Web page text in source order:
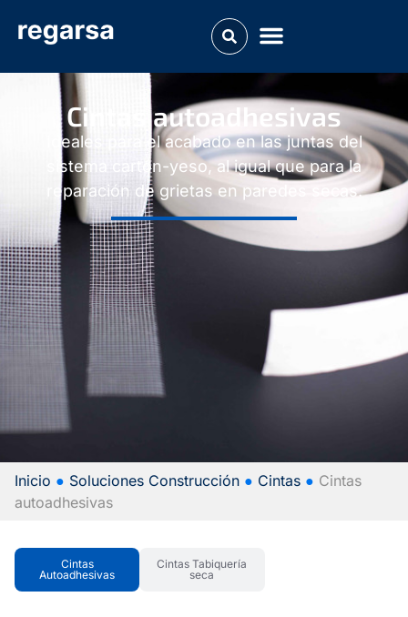
Cintas autoadhesivas
Ideales para el acabado en las juntas del
sistema cartón-yeso, al igual que para la
reparación de grietas en paredes secas.
Inicio ● Soluciones Construcción ● Cintas ● Cintas
autoadhesivas
Cintas
Autoadhesivas
Cintas Tabiquería
seca